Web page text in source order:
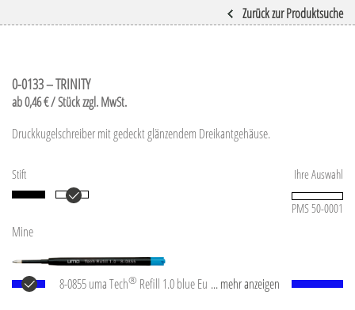
Zurück zur Produktsuche
0-0133 – TRINITY
ab 0,46 € / Stück zzgl. MwSt.
Druckkugelschreiber mit gedeckt glänzendem Dreikantgehäuse.
Ihre Auswahl
Stift
PMS 50-0001
Mine
8-0855 uma Tech® Refill 1.0 blue Europäische
... mehr anzeigen